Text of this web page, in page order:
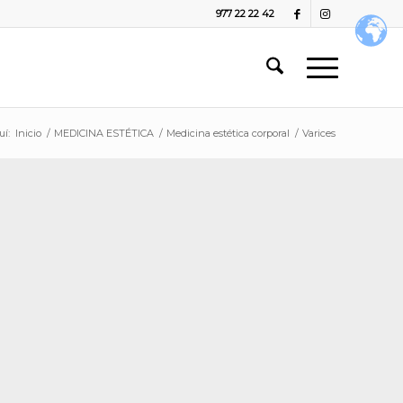
977 22 22 42
Inicio / MEDICINA ESTÉTICA / Medicina estética corporal / Varices